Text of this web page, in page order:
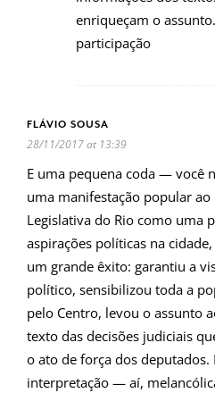
enriqueçam o
participação
FLÁVIO SOUSA
28/11/2017 at 13:39
E uma pequena coda — você
uma manifestação popular
Legislativa do Rio como uma
aspirações políticas na
um grande êxito: garantiu a
político, sensibilizou toda a
pelo Centro, levou o assunto
texto das decisões judiciais
o ato de força dos deputados.
interpretação — aí,